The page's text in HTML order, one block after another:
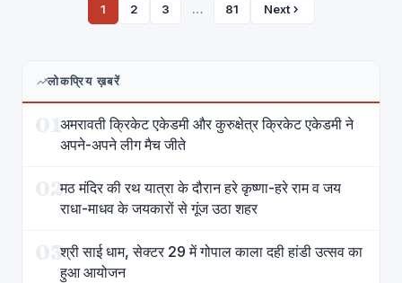
1 2 3 … 81 Next
लोकप्रिय ख़बरें
01अमरावती क्रिकेट एकेडमी और कुरुक्षेत्र क्रिकेट एकेडमी ने
अपने-अपने लीग मैच जीते
02मठ मंदिर की रथ यात्रा के दौरान हरे कृष्णा-हरे राम व जय
राधा-माधव के जयकारों से गूंज उठा शहर
03श्री साई धाम, सेक्टर 29 में गोपाल काला दही हांडी उत्सव का
हुआ आयोजन